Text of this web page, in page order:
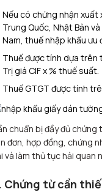
Nếu có chứng nhận xuất
Trung Quốc, Nhật Bản
Nam, thuế nhập khẩu ưu
Thuế được tính dựa trên
Trị giá CIF x % thuế suất.
Thuế GTGT được tính
chuẩn bị đầy đủ chứng
đơn, hợp đồng, chứng
và làm thủ tục hải quan
Chứng từ cần